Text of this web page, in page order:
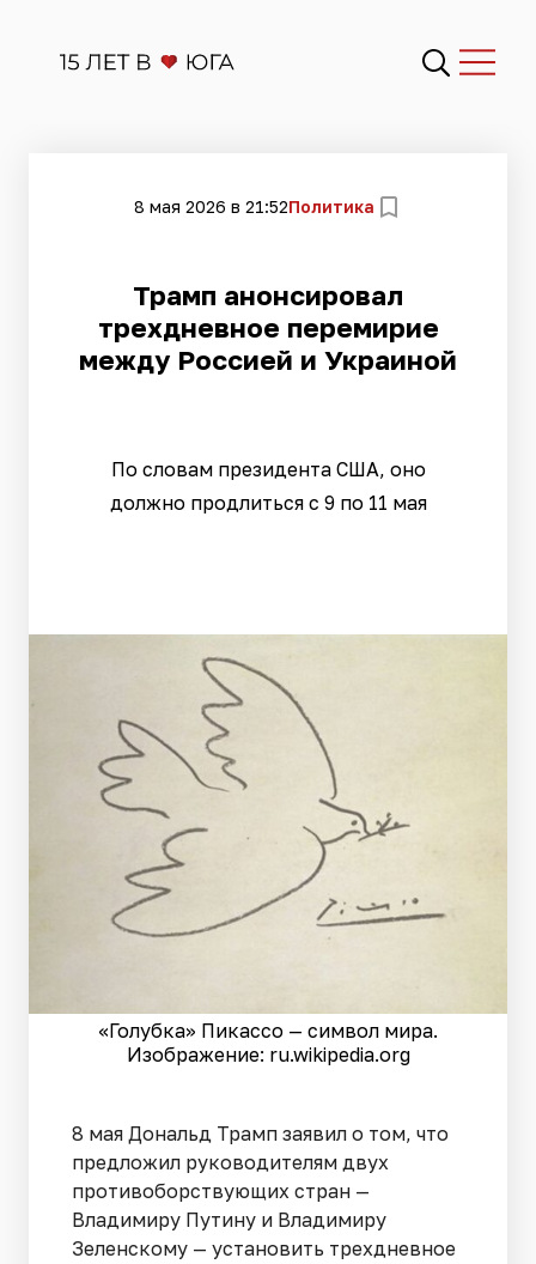
8 мая 2026 в 21:52Политика
Трамп анонсировал
трехдневное перемирие
между Россией и Украиной
По словам президента США, оно
должно продлиться с 9 по 11 мая
«Голубка» Пикассо — символ мира.
Изображение: ru.wikipedia.org
8 мая Дональд Трамп заявил о том, что
предложил руководителям двух
противоборствующих стран —
Владимиру Путину и Владимиру
Зеленскому — установить трехдневное